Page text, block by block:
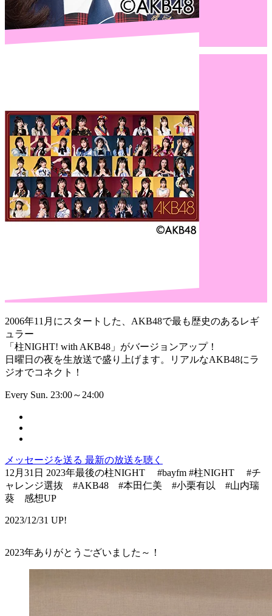
2006年11月にスタートした、AKB48で最も歴史のあるレギ
ュラー
「柱NIGHT! with AKB48」がバージョンアップ！
日曜日の夜を生放送で盛り上げます。リアルなAKB48にラ
ジオでコネクト！
Every Sun. 23:00～24:00
メッセージを送る 最新の放送を聴く
12月31日 2023年最後の柱NIGHT #bayfm #柱NIGHT #チ
ャレンジ選抜 #AKB48 #本田仁美 #小栗有以 #山内瑞
葵 感想UP
2023/12/31 UP!
2023年ありがとうございました～！